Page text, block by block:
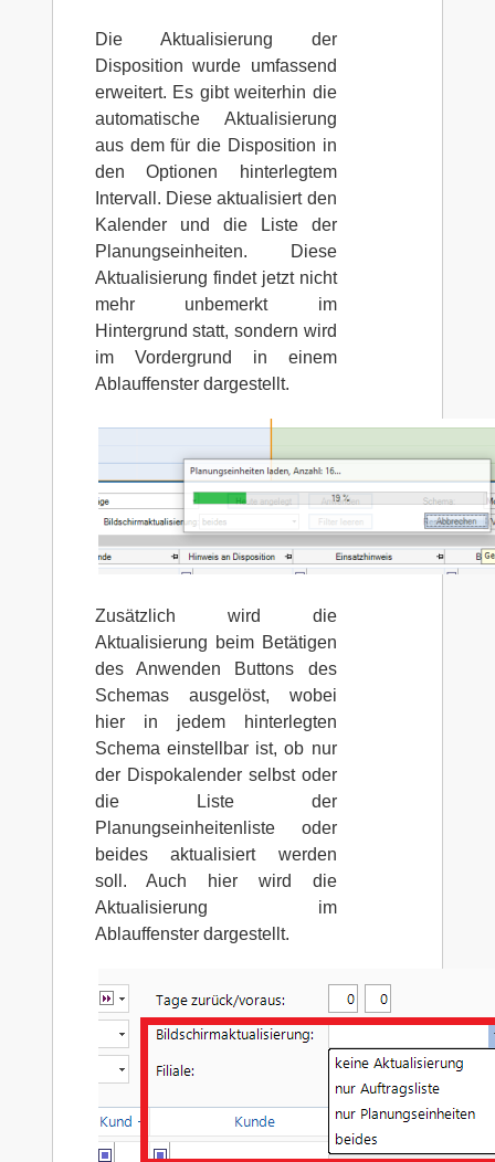
Die Aktualisierung der
Disposition wurde umfassend
erweitert. Es gibt weiterhin die
automatische Aktualisierung
aus dem für die Disposition in
den Optionen hinterlegtem
Intervall. Diese aktualisiert den
Kalender und die Liste der
Planungseinheiten. Diese
Aktualisierung findet jetzt nicht
mehr unbemerkt im
Hintergrund statt, sondern wird
im Vordergrund in einem
Ablauffenster dargestellt.
Zusätzlich wird die
Aktualisierung beim Betätigen
des Anwenden Buttons des
Schemas ausgelöst, wobei
hier in jedem hinterlegten
Schema einstellbar ist, ob nur
der Dispokalender selbst oder
die Liste der
Planungseinheitenliste oder
beides aktualisiert werden
soll. Auch hier wird die
Aktualisierung im
Ablauffenster dargestellt.